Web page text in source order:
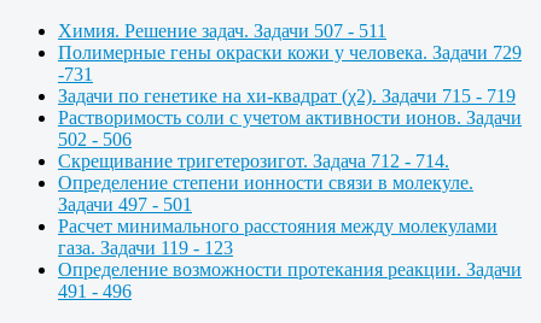
Химия. Решение задач. Задачи 507 - 511
Полимерные гены окраски кожи у человека. Задачи 729
-731
Задачи по генетике на хи-квадрат (χ2). Задачи 715 - 719
Растворимость соли с учетом активности ионов. Задачи
502 - 506
Скрещивание тригетерозигот. Задача 712 - 714.
Определение степени ионности связи в молекуле.
Задачи 497 - 501
Расчет минимального расстояния между молекулами
газа. Задачи 119 - 123
Определение возможности протекания реакции. Задачи
491 - 496